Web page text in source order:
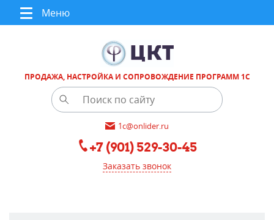
Меню
ПРОДАЖА, НАСТРОЙКА И СОПРОВОЖДЕНИЕ ПРОГРАММ 1С
1c@onlider.ru
+7 (901) 529-30-45
Заказать звонок